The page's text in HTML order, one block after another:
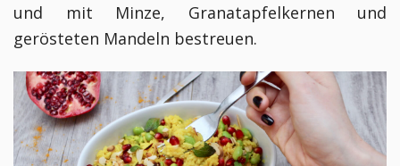
und mit Minze, Granatapfelkernen und
gerösteten Mandeln bestreuen.